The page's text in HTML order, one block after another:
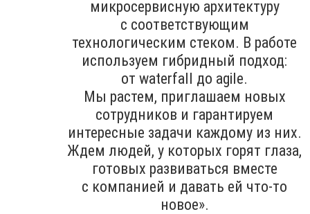
микросервисную архитектуру
с соответствующим
технологическим стеком. В работе
используем гибридный подход:
от waterfall до agile.
Мы растем, приглашаем новых
сотрудников и гарантируем
интересные задачи каждому из них.
Ждем людей, у которых горят глаза,
готовых развиваться вместе
с компанией и давать ей что-то
новое».